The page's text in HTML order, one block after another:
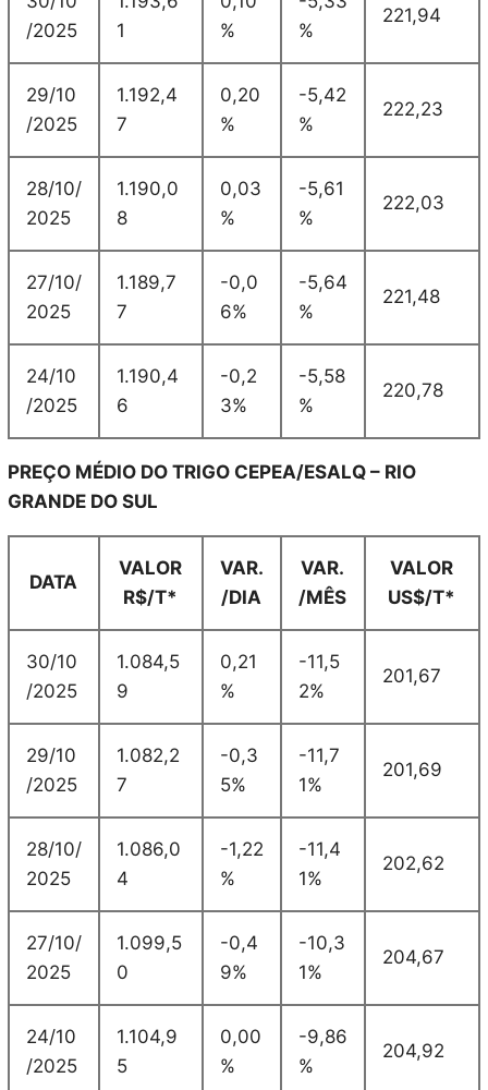
/2025
1
%
%
221,94
29/10
/2025
1.192,4
7
0,20
%
-5,42
%
222,23
28/10/
2025
1.190,0
8
0,03
%
-5,61
%
222,03
27/10/
2025
1.189,7
7
-0,0
6%
-5,64
%
221,48
24/10
/2025
1.190,4
6
-0,2
3%
-5,58
%
220,78
PREÇO MÉDIO DO TRIGO CEPEA/ESALQ – RIO
GRANDE DO SUL
DATA
VALOR
R$/T*
VAR.
/DIA
VAR.
/MÊS
VALOR
US$/T*
30/10
/2025
1.084,5
9
0,21
%
-11,5
2%
201,67
29/10
/2025
1.082,2
7
-0,3
5%
-11,7
1%
201,69
28/10/
2025
1.086,0
4
-1,22
%
-11,4
1%
202,62
27/10/
2025
1.099,5
0
-0,4
9%
-10,3
1%
204,67
24/10
/2025
1.104,9
5
0,00
%
-9,86
%
204,92